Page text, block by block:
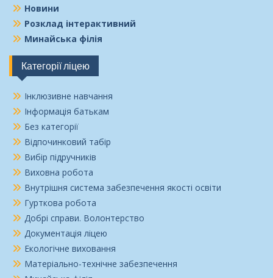
Новини
Розклад інтерактивний
Минайська філія
Категорії ліцею
Інклюзивне навчання
Інформація батькам
Без категорії
Відпочинковий табір
Вибір підручників
Виховна робота
Внутрішня система забезпечення якості освіти
Гурткова робота
Добрі справи. Волонтерство
Документація ліцею
Екологічне виховання
Матеріально-технічне забезпечення